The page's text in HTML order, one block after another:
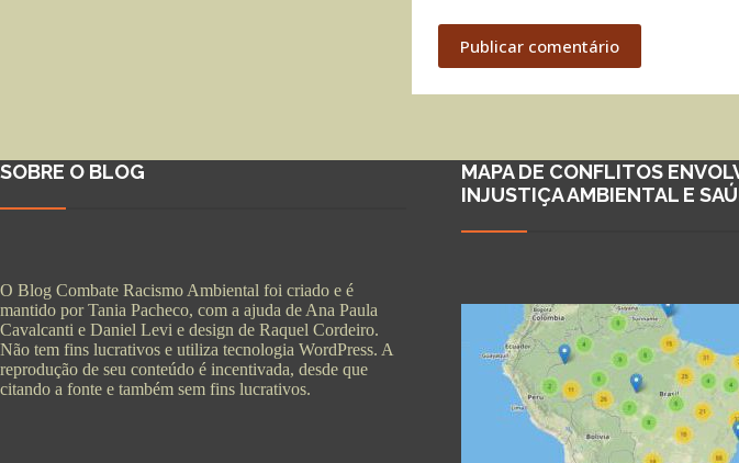
Publicar comentário
SOBRE O BLOG
O Blog Combate Racismo Ambiental foi criado e é
mantido por Tania Pacheco, com a ajuda de Ana Paula
Cavalcanti e Daniel Levi e design de Raquel Cordeiro.
Não tem fins lucrativos e utiliza tecnologia WordPress. A
reprodução de seu conteúdo é incentivada, desde que
citando a fonte e também sem fins lucrativos.
MAPA DE CONFLITOS
INJUSTIÇA AMBIENTAL E